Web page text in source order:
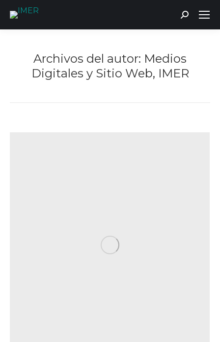
Buscar:
Archivos del autor: Medios
Digitales y Sitio Web, IMER